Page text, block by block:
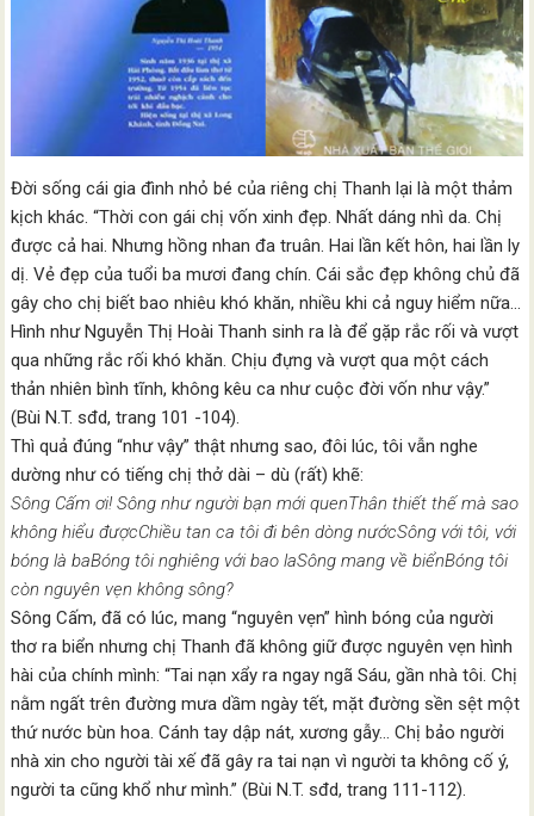
Đời sống cái gia đình nhỏ bé của riêng chị Thanh lại là một thảm
kịch khác. “Thời con gái chị vốn xinh đẹp. Nhất dáng nhì da. Chị
được cả hai. Nhưng hồng nhan đa truân. Hai lần kết hôn, hai lần ly
dị. Vẻ đẹp của tuổi ba mươi đang chín. Cái sắc đẹp không chủ đã
gây cho chị biết bao nhiêu khó khăn, nhiều khi cả nguy hiểm nữa…
Hình như Nguyễn Thị Hoài Thanh sinh ra là để gặp rắc rối và vượt
qua những rắc rối khó khăn. Chịu đựng và vượt qua một cách
thản nhiên bình tĩnh, không kêu ca như cuộc đời vốn như vậy.”
(Bùi N.T. sđd, trang 101 -104).
Thì quả đúng “như vậy” thật nhưng sao, đôi lúc, tôi vẫn nghe
dường như có tiếng chị thở dài – dù (rất) khẽ:
Sông Cấm ơi! Sông như người bạn mới quenThân thiết thế mà sao
không hiểu đượcChiều tan ca tôi đi bên dòng nướcSông với tôi, với
bóng là baBóng tôi nghiêng với bao laSông mang về biểnBóng tôi
còn nguyên vẹn không sông?
Sông Cấm, đã có lúc, mang “nguyên vẹn” hình bóng của người
thơ ra biển nhưng chị Thanh đã không giữ được nguyên vẹn hình
hài của chính mình: “Tai nạn xẩy ra ngay ngã Sáu, gần nhà tôi. Chị
nằm ngất trên đường mưa dầm ngày tết, mặt đường sền sệt một
thứ nước bùn hoa. Cánh tay dập nát, xương gẫy… Chị bảo người
nhà xin cho người tài xế đã gây ra tai nạn vì người ta không cố ý,
người ta cũng khổ như mình.” (Bùi N.T. sđd, trang 111-112).